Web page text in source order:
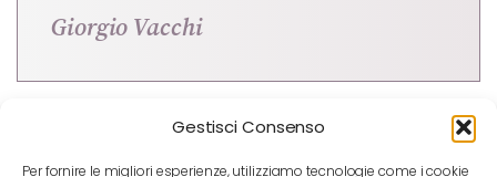
Gestisci Consenso
Per fornire le migliori esperienze, utilizziamo tecnologie come i cookie
Giorgio Vacchi